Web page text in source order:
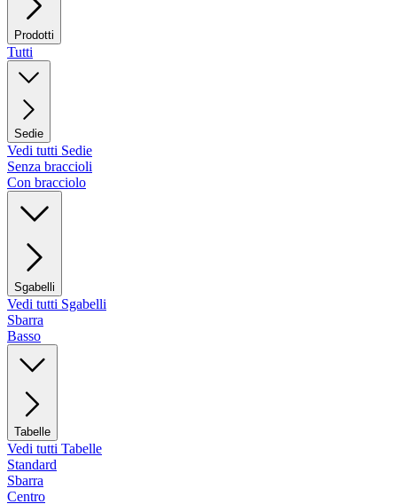
Prodotti
Tutti
Sedie
Vedi tutti Sedie
Senza braccioli
Con bracciolo
Sgabelli
Vedi tutti Sgabelli
Sbarra
Basso
Tabelle
Vedi tutti Tabelle
Standard
Sbarra
Centro